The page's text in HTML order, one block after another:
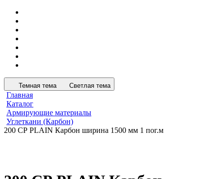
Темная тема Светлая тема
Главная
Каталог
Армирующие материалы
Углеткани (Карбон)
200 СР PLAIN Карбон ширина 1500 мм 1 пог.м